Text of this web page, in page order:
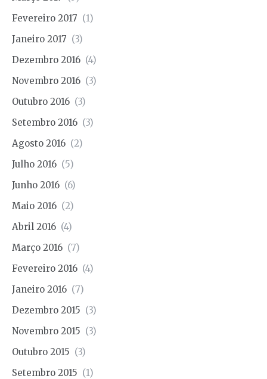
Fevereiro 2017 (1)
Janeiro 2017 (3)
Dezembro 2016 (4)
Novembro 2016 (3)
Outubro 2016 (3)
Setembro 2016 (3)
Agosto 2016 (2)
Julho 2016 (5)
Junho 2016 (6)
Maio 2016 (2)
Abril 2016 (4)
Março 2016 (7)
Fevereiro 2016 (4)
Janeiro 2016 (7)
Dezembro 2015 (3)
Novembro 2015 (3)
Outubro 2015 (3)
Setembro 2015 (1)